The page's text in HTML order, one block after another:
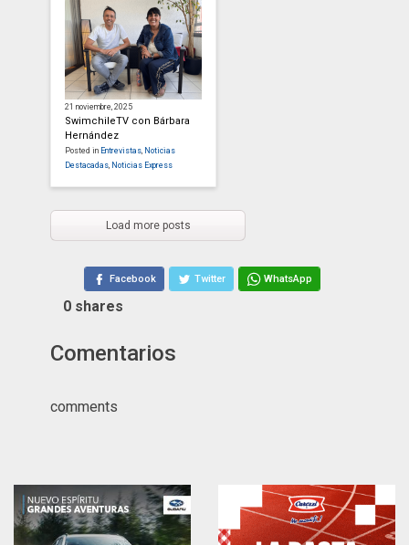
21 noviembre, 2025
SwimchileTV con Bárbara
Hernández
Posted in Entrevistas, Noticias
Destacadas, Noticias Express
Load more posts
Facebook Twitter WhatsApp
0 shares
Comentarios
comments